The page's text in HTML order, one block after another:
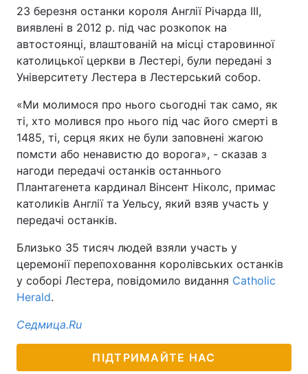
23 березня останки короля Англії Річарда III,
виявлені в 2012 р. під час розкопок на
автостоянці, влаштованій на місці старовинної
католицької церкви в Лестері, були передані з
Університету Лестера в Лестерський собор.
«Ми молимося про нього сьогодні так само, як
ті, хто молився про нього під час його смерті в
1485, ті, серця яких не були заповнені жагою
помсти або ненавистю до ворога», - сказав з
нагоди передачі останків останнього
Плантагенета кардинал Вінсент Ніколс, примас
католиків Англії та Уельсу, який взяв участь у
передачі останків.
Близько 35 тисяч людей взяли участь у
церемонії перепоховання королівських останків
у соборі Лестера, повідомило видання Catholic
Herald.
Седмица.Ru
ПІДТРИМАЙТЕ НАС